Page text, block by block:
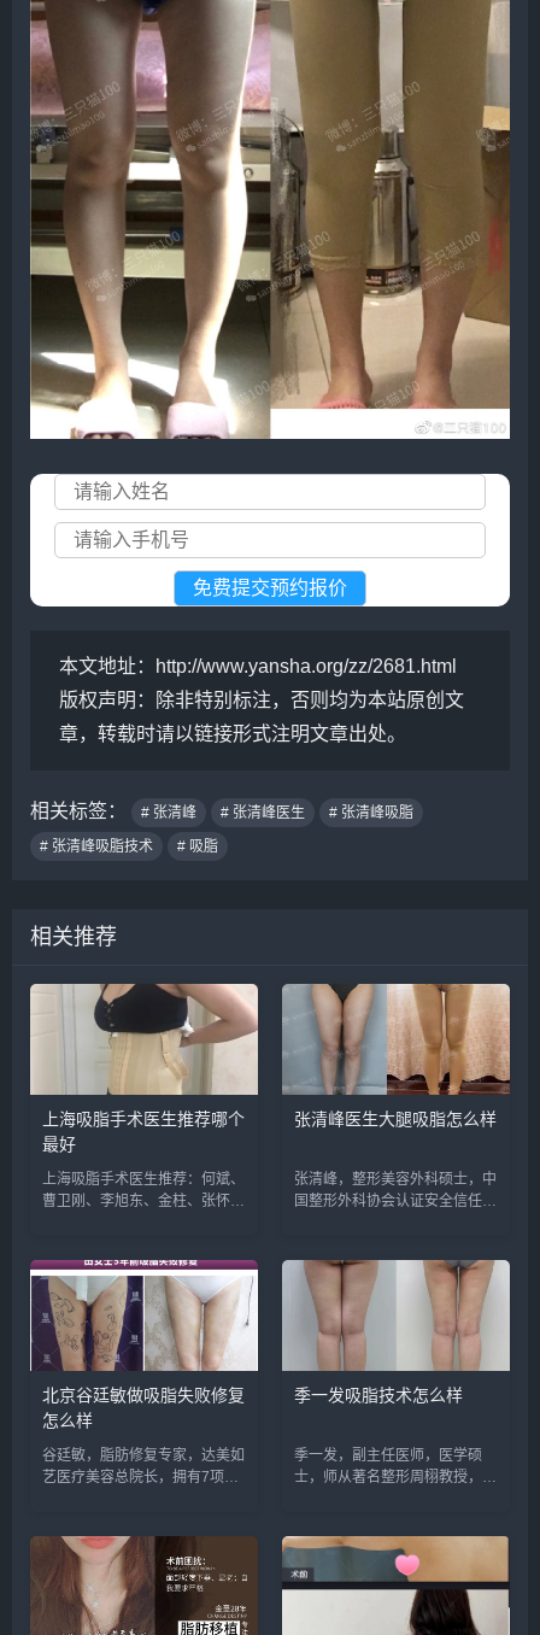
本文地址：
http://www.yansha.org/zz/2681.html
版权声明：
除非特别标注，否则均为本站原创文
章，转载时请以链接形式注明文章出处。
相关标签： # 张清峰 # 张清峰医生
# 张清峰吸脂
# 张清峰吸脂技术
# 吸脂
相关推荐
上海吸脂手术医生推荐哪个
最好
上海吸脂手术医生推荐：何斌、
曹卫刚、李旭东、金柱、张怀
咨询添加微信号：
wuyoubianmei，查询更多医生
口碑和案例。...
张清峰医生大腿吸脂怎么样
张清峰，整形美容外科硕士，中
国整形外科协会认证安全信任医
主任。预约或咨询添加微信号：
wuyoubianmei或者直接拨打
400-616-6769...
北京谷廷敏做吸脂失败修复
怎么样
谷廷敏，脂肪修复专家，达美如
艺医疗美容总院长，拥有7项发
力的人物。预约或咨询添加微信
号：wuyoubianmei或者直接拨
打400-616-6...
季一发吸脂技术怎么样
季一发，副主任医师，医学硕
士，师从著名整形周栩教授，从
技术不错，预约或咨询添加微信
号：wuyoubianmei或者直接拨
打400-616-676...